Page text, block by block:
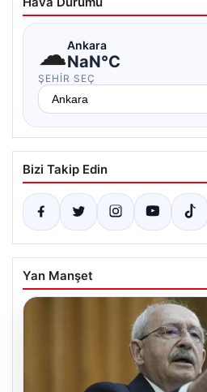
☁Ankara
NaN°C
ŞEHIR SEÇ
Bizi Takip Edin
Yan Manşet